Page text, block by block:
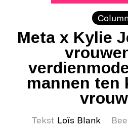
Column
Meta x Kylie
mannen ten
Tekst Loïs Blank